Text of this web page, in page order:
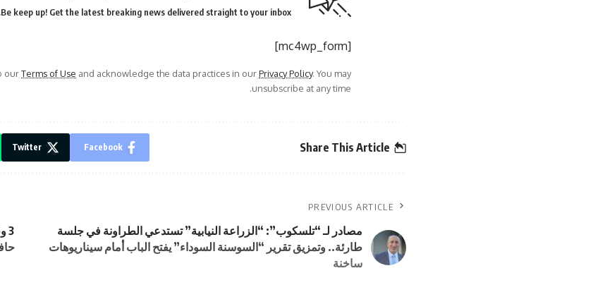
Be keep up! Get the latest breaking news delivered straight to your inbox.
[mc4wp_form]
ourTerms of Use and acknowledge the data practices in ourPrivacy Policy. You may
unsubscribe at any time.
Share This Article
Facebook
Twitter
PREVIOUS ARTICLE
مصادر لـ “تلسكوب”: “الزراعة النيابية” تستدعي الطراونة في جلسة
طارئة.. وتمزيق تقرير “السوسنة السوداء” يفتح الباب أمام سيناريوهات
ساخنة